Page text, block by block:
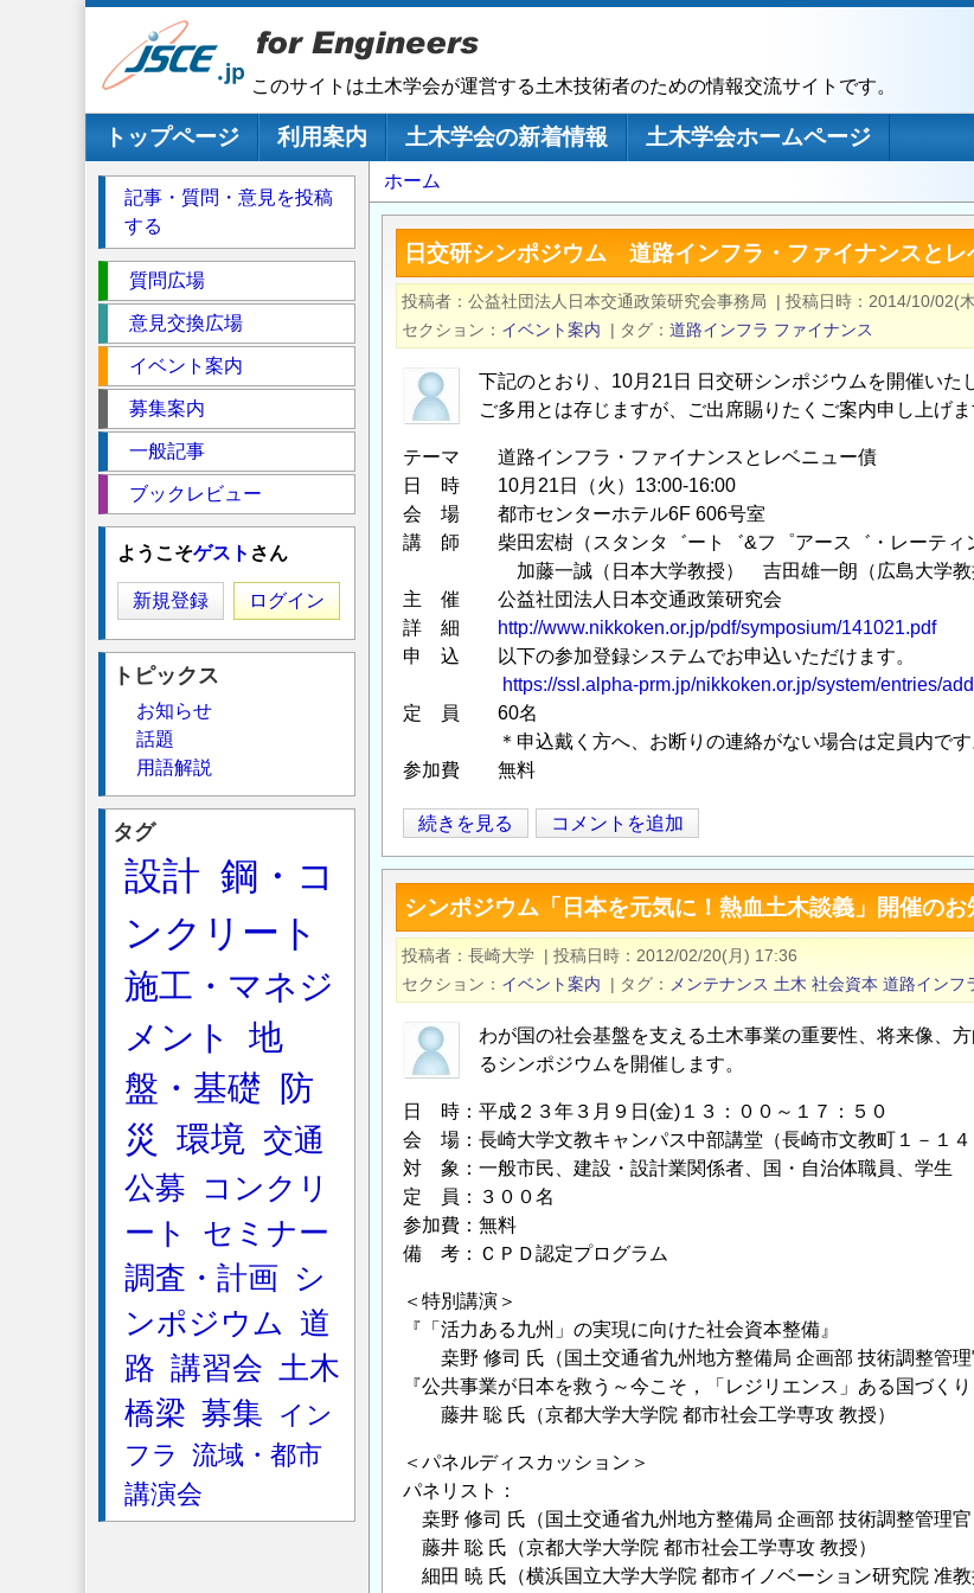
このサイトは土木学会が運営する土木技術者のための情報交流サイトです。
メインナビゲーション
トップページ 利用案内 土木学会の新着情報
土木学会ホームページ
パ
ン
ず
ホーム
日交研シンポジウム 道路インフラ・ファイナンスとレ
投稿者 公益社団法人日本交通政策研究会事務局 | 投稿日時
2014/10/02(
セクション
イベント案内 | タグ 道路インフラ ファイナンス
下記のとおり、10月21日 日交研シンポジウムを開催いた
ご多用とは存じますが、ご出席賜りたくご案内申し上げま
テーマ 道路インフラ・ファイナンスとレベニュー債
日 時 10月21日（火）13:00-16:00
会 場 都市センターホテル6F 606号室
講 師 柴田宏樹（スタンタ゛ート゛&フ゜アース゛・レーティ
加藤一誠（日本大学教授） 吉田雄一朗（広島大学教授
主 催 公益社団法人日本交通政策研究会
詳 細
http://www.nikkoken.or.jp/pdf/symposium/141021.pdf
申 込 以下の参加登録システムでお申込いただけます。
https://ssl.alpha-prm.jp/nikkoken.or.jp/system/entries/
定 員 60名
＊申込戴く方へ、お断りの連絡がない場合は定員内です
参加費 無料
日
交
研
シ
ン
ジ
ウ
ム
路
イ
ン
フ
ラ・
フ
ァ
イ
ン
レ
ベ
ニ
ュ
続きを見る コメントを追加
シンポジウム「日本を元気に！熱血土木談義」開催のお
投稿者 長崎大学 | 投稿日時
2012/02/20(月) 17:36
セクション
イベント案内 | タグ メンテナンス 土木 社会資本 道路インフ
わが国の社会基盤を支える土木事業の重要性、将来像、
るシンポジウムを開催します。
日 時：平成２３年３月９日(金)１３：００～１７：５０
会 場：長崎大学文教キャンパス中部講堂（長崎市文教町１－１４
対 象：一般市民、建設・設計業関係者、国・自治体職員、学生
定 員：３００名
参加費：無料
備 考：ＣＰＤ認定プログラム
＜特別講演＞
『「活力ある九州」の実現に向けた社会資本整備』
桒野 修司 氏（国土交通省九州地方整備局 企画部 技術調整管理
『公共事業が日本を救う～今こそ，「レジリエンス」ある国づくり
藤井 聡 氏（京都大学大学院 都市社会工学専攻 教授）
＜パネルディスカッション＞
パネリスト：
桒野 修司 氏（国土交通省九州地方整備局 企画部 技術調整管理官
藤井 聡 氏（京都大学大学院 都市社会工学専攻 教授）
細田 暁 氏（横浜国立大学大学院 都市イノベーション研究院 准教
記事・質問・意見を投稿
する
ク
シ
質問広場
意見交換広場
イベント案内
募集案内
一般記事
ブックレビュー
ようこそゲスト さん
新規登録 ログイン
トピックス
お知らせ
話題
用語解説
タグ
設計 鋼・コ
ンクリート
施工・マネジ
メント
地
盤・基礎
防
災
環境 交通
公募
コンクリ
ート
セミナー
調査・計画
シ
ンポジウム 道
路 講習会 土木
橋梁 募集
イン
フラ
流域・都市
講演会